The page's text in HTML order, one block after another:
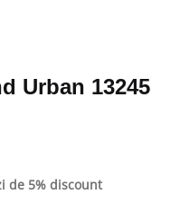
Urban 13245
de 5% discount